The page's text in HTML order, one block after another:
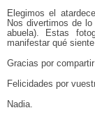
Elegimos el
Nos divertimos de
abuela). Estas
manifestar qué
Gracias por
Felicidades por
Nadia.